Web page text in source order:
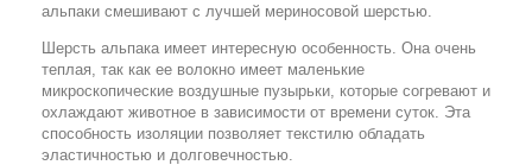
альпаки смешивают с лучшей мериносовой шерстью.
Шерсть альпака имеет интересную особенность. Она очень
теплая, так как ее волокно имеет маленькие
микроскопические воздушные пузырьки, которые согревают и
охлаждают животное в зависимости от времени суток. Эта
способность изоляции позволяет текстилю обладать
эластичностью и долговечностью.